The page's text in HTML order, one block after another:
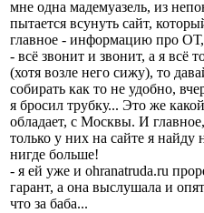
мне одна мадемуазель, из
пытается всунуть сайт,
главное - информацию про
- всё звонит и звонит, а я всё
(хотя возле него сижу), то
собирать как то не удобно,
я бросил трубку... Это же
обладает, с Москвы. И
только у них на сайте я
нигде больше!
- я ей уже и ohranatruda.ru
гарант, а она выслушала и
что за баба...